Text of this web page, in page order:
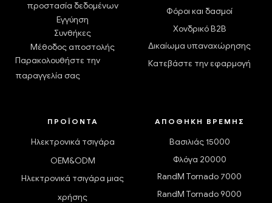
προστασία δεδομένων
Εγγύηση
Συνθήκες
Μέθοδος αποστολής
Παρακολουθήστε την
παραγγελία σας
Φόροι και δασμοί
Χονδρικό B2B
Δικαίωμα υπαναχώρησης
Κατεβάστε την εφαρμογή
ΠΡΟΪΌΝΤΑ
Ηλεκτρονικά τσιγάρα
OEM&ODM
Ηλεκτρονικά τσιγάρα μιας
χρήσης
ΑΠΟΘΉΚΗ ΒΡΈΜΗΣ
Βασιλιάς 15000
Φλόγα 20000
RandM Tornado 7000
RandM Tornado 9000